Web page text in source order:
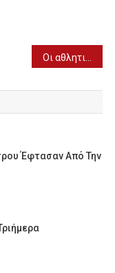
Έφτασαν Από Την